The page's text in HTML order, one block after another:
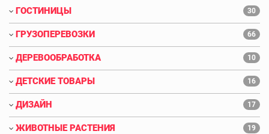
ГОСТИНИЦЫ 30
ГРУЗОПЕРЕВОЗКИ 66
ДЕРЕВООБРАБОТКА 10
ДЕТСКИЕ ТОВАРЫ 16
ДИЗАЙН 17
ЖИВОТНЫЕ РАСТЕНИЯ 19